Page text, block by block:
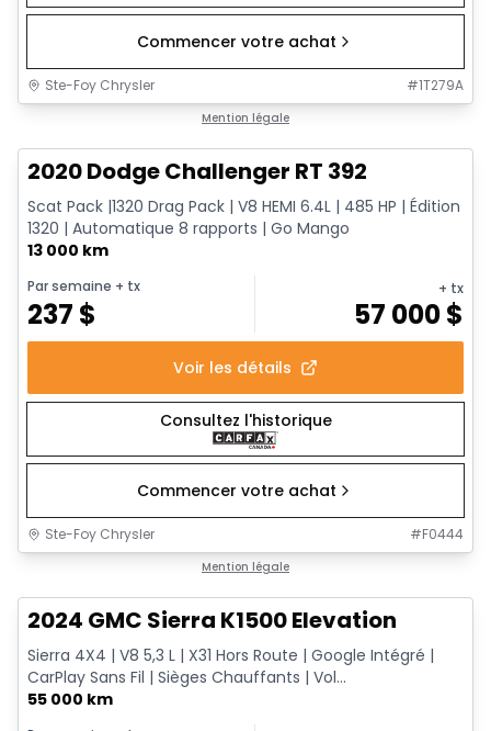
Commencer votre achat
Ste-Foy Chrysler #1T279A
Mention légale
2020 Dodge Challenger RT 392
Scat Pack |1320 Drag Pack | V8 HEMI 6.4L | 485 HP | Édition
1320 | Automatique 8 rapports | Go Mango
13 000 km
Par semaine + tx
237 $
+ tx
57 000$
Voir les détails
Consultez l'historique
Commencer votre achat
Ste-Foy Chrysler #F0444
Mention légale
2024 GMC Sierra K1500 Elevation
Sierra 4X4 | V8 5,3 L | X31 Hors Route | Google Intégré |
CarPlay Sans Fil | Sièges Chauffants | Vol...
55 000 km